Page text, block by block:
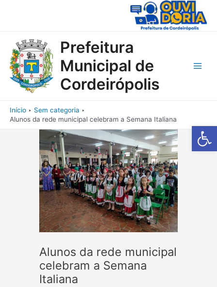
Barra de
Prefeitura
Municipal de
Cordeirópolis
Início
Sem categoria
Alunos da rede municipal celebram a Semana Italiana
Alunos da rede municipal
celebram a Semana
Italiana